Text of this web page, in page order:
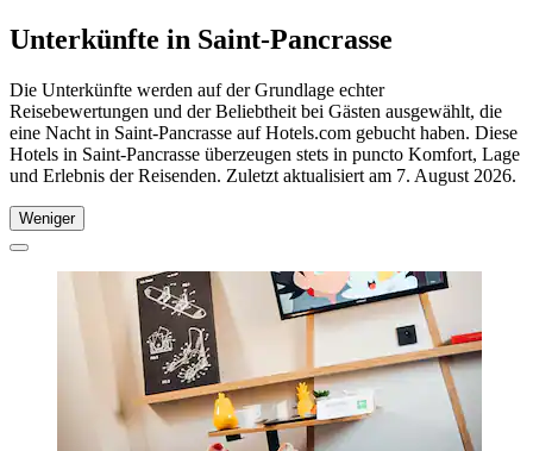
Unterkünfte in Saint-Pancrasse
Die Unterkünfte werden auf der Grundlage echter
Reisebewertungen und der Beliebtheit bei Gästen ausgewählt, die
eine Nacht in Saint-Pancrasse auf Hotels.com gebucht haben. Diese
Hotels in Saint-Pancrasse überzeugen stets in puncto Komfort, Lage
und Erlebnis der Reisenden. Zuletzt aktualisiert am 7. August 2026.
Weniger